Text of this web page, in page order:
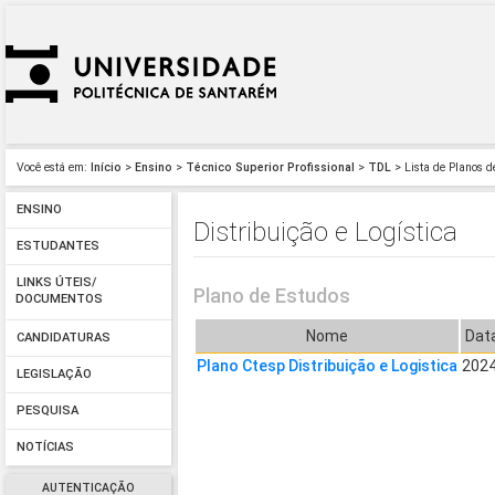
Você está em: Início > Ensino > Técnico Superior Profissional > TDL > Lista de Planos
ENSINO
ESTUDANTES
LINKS ÚTEIS/
DOCUMENTOS
CANDIDATURAS
LEGISLAÇÃO
PESQUISA
NOTÍCIAS
AUTENTICAÇÃO
Distribuição e Logística
Plano de Estudos
Nome
Plano Ctesp Distribuição e Logistica